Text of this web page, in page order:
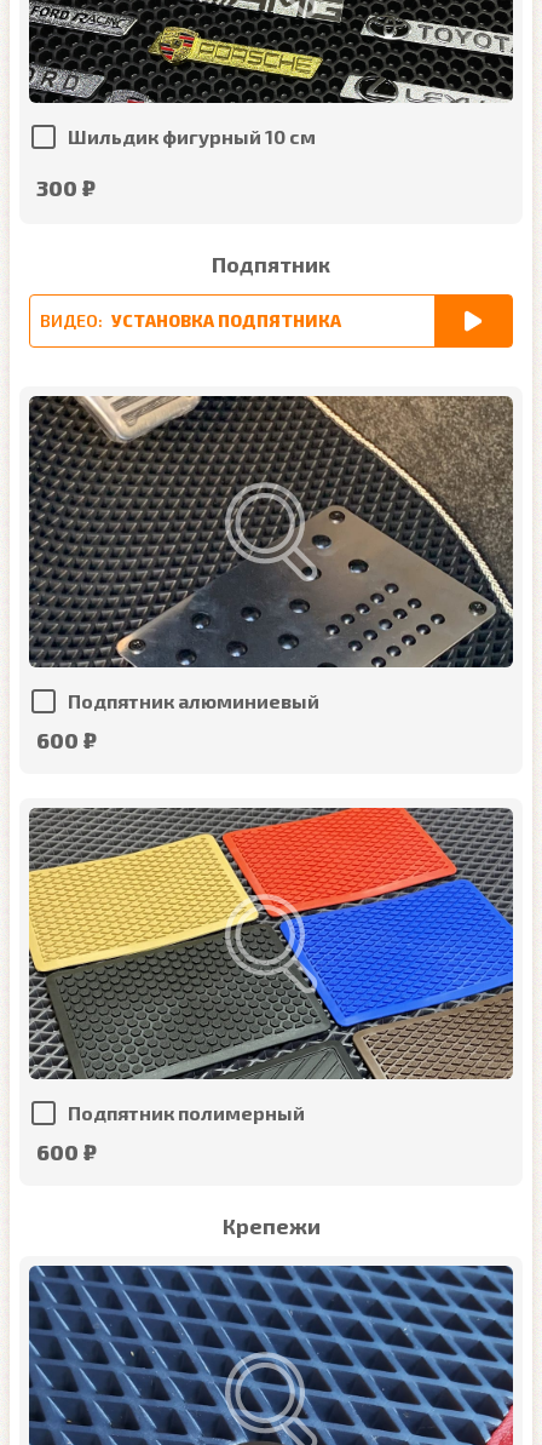
Шильдик фигурный 10 см
300 ₽
Подпятник
ВИДЕО: УСТАНОВКА ПОДПЯТНИКА
Подпятник алюминиевый
600 ₽
Подпятник полимерный
600 ₽
Крепежи